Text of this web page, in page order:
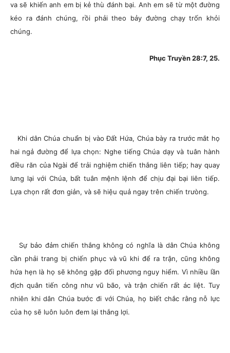
va sẽ khiến anh em bị kẻ thù đánh bại. Anh em sẽ từ một đường
kéo ra đánh chúng, rồi phải theo bảy đường chạy trốn khỏi
chúng.
Phục Truyền 28:7, 25.
Khi dân Chúa chuẩn bị vào Đất Hứa, Chúa bày ra trước mắt họ
hai ngả đường để lựa chọn: Nghe tiếng Chúa dạy và tuân hành
điều răn của Ngài để trải nghiệm chiến thắng liên tiếp; hay quay
lưng lại với Chúa, bất tuân mệnh lệnh để chịu đại bại liên tiếp.
Lựa chọn rất đơn giản, và sẽ hiệu quả ngay trên chiến trưòng.
Sự bảo đảm chiến thắng không có nghĩa là dân Chúa không
cần phải trang bị chiến phục và vũ khi để ra trận, cũng không
hứa hẹn là họ sẽ không gặp đối phương nguy hiểm. Vì nhiều lần
địch quân tiến công như vũ bão, và trận chiến rất ác liệt. Tuy
nhiên khi dân Chúa bước đi với Chúa, họ biết chắc rằng nỗ lực
của họ sẽ luôn luôn đem lại thắng lợi.